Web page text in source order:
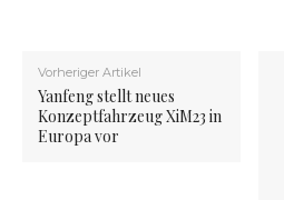
Vorheriger Artikel
Yanfeng stellt neues
Konzeptfahrzeug XiM23 in
Europa vor